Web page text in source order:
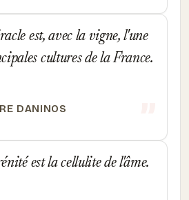
est, avec la vigne, l'une
cultures de la France.
DANINOS
est la cellulite de l'âme.